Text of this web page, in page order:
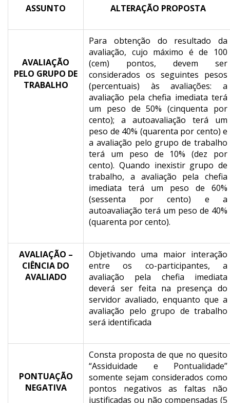
ASSUNTO ALTERAÇÃO PROPOSTA
AVALIAÇÃO
PELO GRUPO DE
TRABALHO
Para obtenção do resultado da
avaliação, cujo máximo é de 100
(cem) pontos, devem ser
considerados os seguintes pesos
(percentuais) às avaliações: a
avaliação pela chefia imediata terá
um peso de 50% (cinquenta por
cento); a autoavaliação terá um
peso de 40% (quarenta por cento) e
a avaliação pelo grupo de trabalho
terá um peso de 10% (dez por
cento). Quando inexistir grupo de
trabalho, a avaliação pela chefia
imediata terá um peso de 60%
(sessenta por cento) e a
autoavaliação terá um peso de 40%
(quarenta por cento).
AVALIAÇÃO –
CIÊNCIA DO
AVALIADO
Objetivando uma maior interação
entre os co-participantes, a
avaliação pela chefia imediata
deverá ser feita na presença do
servidor avaliado, enquanto que a
avaliação pelo grupo de trabalho
será identificada
PONTUAÇÃO
NEGATIVA
Consta proposta de que no quesito
“Assiduidade e Pontualidade”
somente sejam considerados como
pontos negativos as faltas não
justificadas ou não compensadas (5